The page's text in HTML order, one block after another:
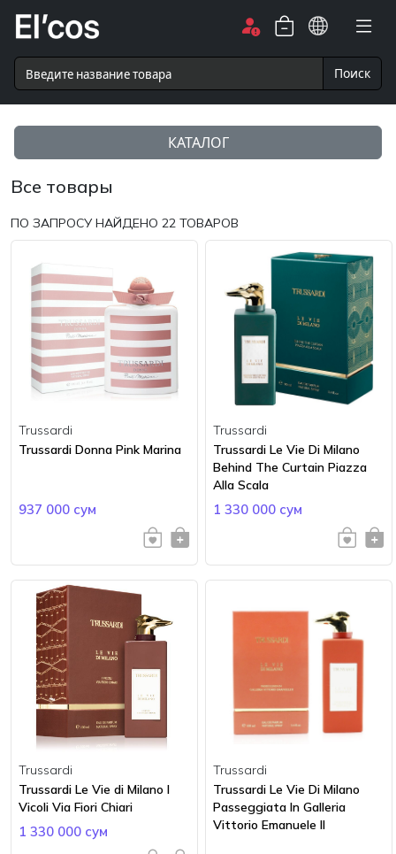
Поиск
КАТАЛОГ
Все товары
ПО ЗАПРОСУ НАЙДЕНО 22 ТОВАРОВ
Trussardi
Trussardi Donna Pink Marina
937 000 сум
Trussardi
Trussardi Le Vie Di Milano
Behind The Curtain Piazza
Alla Scala
1 330 000 сум
Trussardi
Trussardi Le Vie di Milano I
Vicoli Via Fiori Chiari
1 330 000 сум
Trussardi
Trussardi Le Vie Di Milano
Passeggiata In Galleria
Vittorio Emanuele II